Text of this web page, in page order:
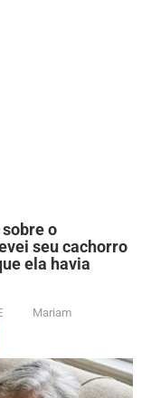
o
seu cachorro
ela havia
Mariam